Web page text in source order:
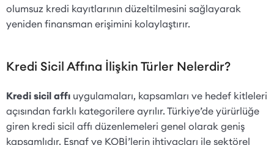
olumsuz kredi kayıtlarının düzeltilmesini sağlayarak
yeniden finansman erişimini kolaylaştırır.
Kredi Sicil Affına İlişkin Türler Nelerdir?
Kredi sicil affı uygulamaları, kapsamları ve hedef kitleleri
açısından farklı kategorilere ayrılır. Türkiye’de yürürlüğe
giren kredi sicil affı düzenlemeleri genel olarak geniş
kapsamlıdır. Esnaf ve KOBİ’lerin ihtiyaçları ile sektörel